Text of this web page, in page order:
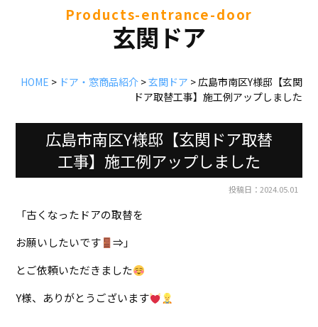
products-entrance-door
玄関ドア
HOME > ドア・窓商品紹介>玄関ドア > 広島市南区Y様邸【玄関
ドア取替工事】施工例アップしました
広島市南区Y様邸【玄関ドア取替
工事】施工例アップしました
投稿日：2024.05.01
「古くなったドアの取替を
お願いしたいです
⇒」
とご依頼いただきました
Y様、ありがとうございます